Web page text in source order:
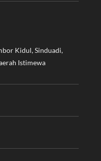
Kidul, Sinduadi,
Istimewa